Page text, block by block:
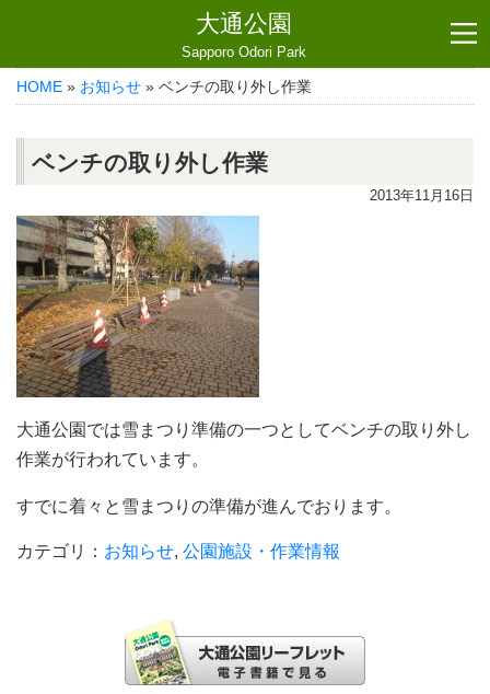
大通公園
Sapporo Odori Park
HOME » お知らせ » ベンチの取り外し作業
ベンチの取り外し作業
2013年11月16日
大通公園では雪まつり準備の一つとしてベンチの取り外し
作業が行われています。
すでに着々と雪まつりの準備が進んでおります。
カテゴリ： お知らせ, 公園施設・作業情報